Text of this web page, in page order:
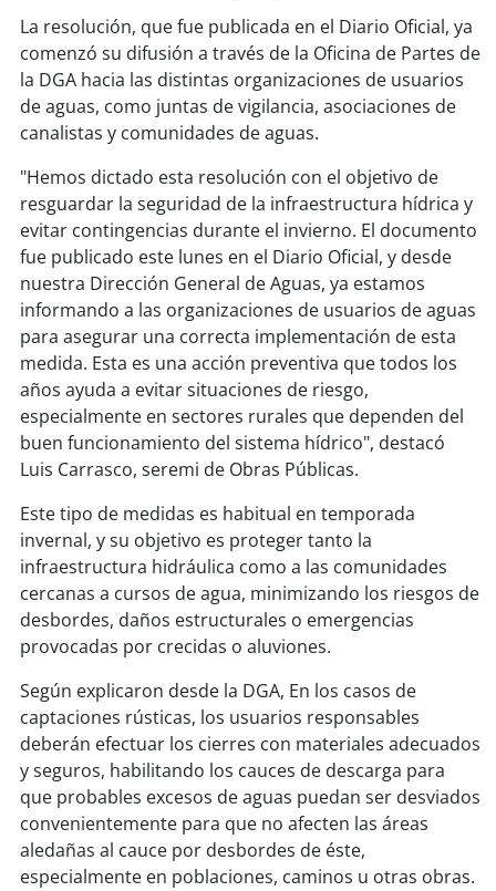
valparaíso
soyquillota
soy sanantonio
soychillán
soysancarlos
soytalcahuano
soyconcepción
soycoronel
soyarauco
soy temuco
soy valdivia
osorno
puertomontt
soychiloé
La resolución, que fue publicada en el Diario Oficial, ya
comenzó su difusión a través de la Oficina de Partes de
la DGA hacia las distintas organizaciones de usuarios
de aguas, como juntas de vigilancia, asociaciones de
canalistas y comunidades de aguas.
"Hemos dictado esta resolución con el objetivo de
resguardar la seguridad de la infraestructura hídrica y
evitar contingencias durante el invierno. El documento
fue publicado este lunes en el Diario Oficial, y desde
nuestra Dirección General de Aguas, ya estamos
informando a las organizaciones de usuarios de aguas
para asegurar una correcta implementación de esta
medida. Esta es una acción preventiva que todos los
años ayuda a evitar situaciones de riesgo,
especialmente en sectores rurales que dependen del
buen funcionamiento del sistema hídrico", destacó
Luis Carrasco, seremi de Obras Públicas.
Este tipo de medidas es habitual en temporada
invernal, y su objetivo es proteger tanto la
infraestructura hidráulica como a las comunidades
cercanas a cursos de agua, minimizando los riesgos de
desbordes, daños estructurales o emergencias
provocadas por crecidas o aluviones.
Según explicaron desde la DGA, En los casos de
captaciones rústicas, los usuarios responsables
deberán efectuar los cierres con materiales adecuados
y seguros, habilitando los cauces de descarga para
que probables excesos de aguas puedan ser desviados
convenientemente para que no afecten las áreas
aledañas al cauce por desbordes de éste,
especialmente en poblaciones, caminos u otras obras.